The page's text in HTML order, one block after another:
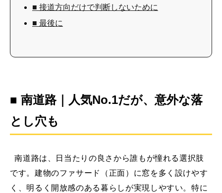
■ 接道方向だけで判断しないために
■ 最後に
■ 南道路｜人気No.1だが、意外な落
とし穴も
南道路は、日当たりの良さから誰もが憧れる選択肢
です。建物のファサード（正面）に窓を多く設けやす
く、明るく開放感のある暮らしが実現しやすい。特に